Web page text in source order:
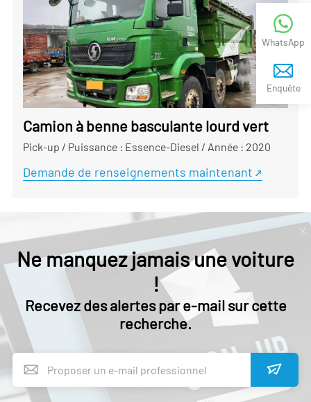
Camion à benne basculante lourd vert
Pick-up / Puissance : Essence-Diesel / Année : 2020
Demande de renseignements maintenant
Ne manquez jamais une voiture
!
Recevez des alertes par e-mail sur cette
recherche.
WhatsApp
Enquête